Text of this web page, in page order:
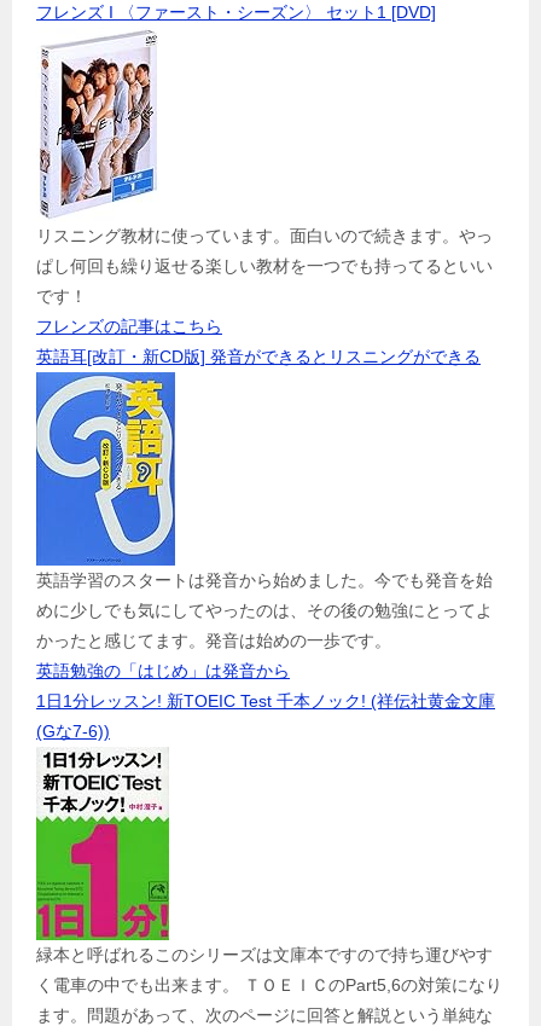
フレンズ I 〈ファースト・シーズン〉 セット1 [DVD]
リスニング教材に使っています。面白いので続きます。やっ
ぱし何回も繰り返せる楽しい教材を一つでも持ってるといい
です！
フレンズの記事はこちら
英語耳[改訂・新CD版] 発音ができるとリスニングができる
英語学習のスタートは発音から始めました。今でも発音を始
めに少しでも気にしてやったのは、その後の勉強にとってよ
かったと感じてます。発音は始めの一歩です。
英語勉強の「はじめ」は発音から
1日1分レッスン! 新TOEIC Test 千本ノック! (祥伝社黄金文庫
(Gな7-6))
緑本と呼ばれるこのシリーズは文庫本ですので持ち運びやす
く電車の中でも出来ます。 ＴＯＥＩＣのPart5,6の対策になり
ます。問題があって、次のページに回答と解説という単純な